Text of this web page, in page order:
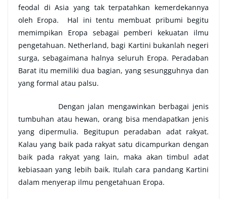
feodal di Asia yang tak terpatahkan kemerdekannya
oleh Eropa. Hal ini tentu membuat pribumi begitu
memimpikan Eropa sebagai pemberi kekuatan ilmu
pengetahuan. Netherland, bagi Kartini bukanlah negeri
surga, sebagaimana halnya seluruh Eropa. Peradaban
Barat itu memiliki dua bagian, yang sesungguhnya dan
yang formal atau palsu.
Dengan jalan mengawinkan berbagai jenis
tumbuhan atau hewan, orang bisa mendapatkan jenis
yang dipermulia. Begitupun peradaban adat rakyat.
Kalau yang baik pada rakyat satu dicampurkan dengan
baik pada rakyat yang lain, maka akan timbul adat
kebiasaan yang lebih baik. Itulah cara pandang Kartini
dalam menyerap ilmu pengetahuan Eropa.